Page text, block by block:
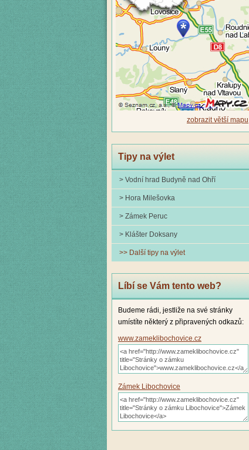
zobrazit větší mapu
Tipy na výlet
> Vodní hrad Budyně nad Ohří
> Hora Milešovka
> Zámek Peruc
> Klášter Doksany
>> Další tipy na výlet
Líbí se Vám tento web?
Budeme rádi, jestliže na své stránky
umístíte některý z připravených odkazů:
www.zameklibochovice.cz
Zámek Libochovice